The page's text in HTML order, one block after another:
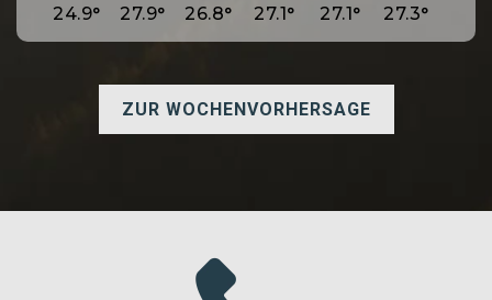
24.9°
27.9°
26.8°
27.1°
27.1°
27.3°
ZUR WOCHENVORHERSAGE